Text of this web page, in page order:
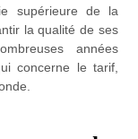
supérieure de la
la qualité de ses
années
concerne le tarif,